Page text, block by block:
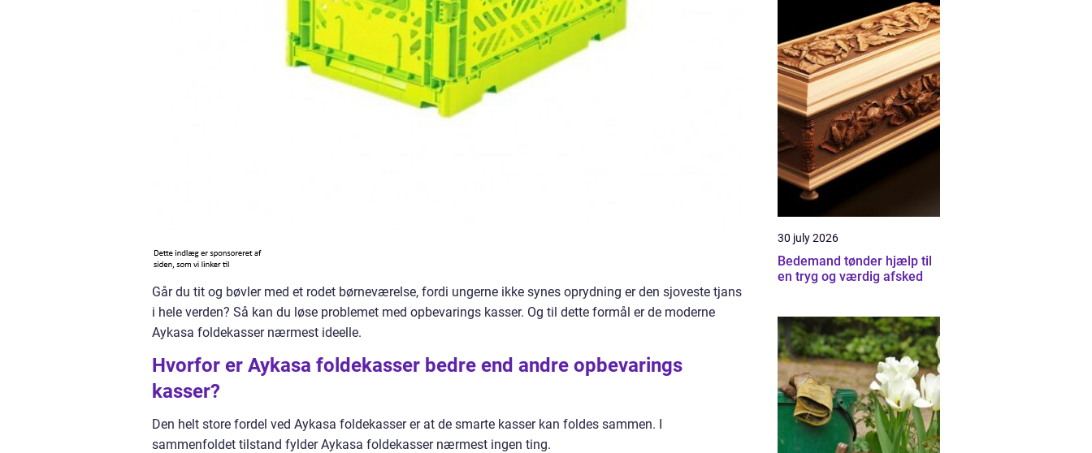
Går du tit og bøvler med et rodet børneværelse, fordi ungerne ikke synes oprydning er den sjoveste tjans
i hele verden? Så kan du løse problemet med opbevarings kasser. Og til dette formål er de moderne
Aykasa foldekasser nærmest ideelle.
Hvorfor er Aykasa foldekasser bedre end andre opbevarings
kasser?
Den helt store fordel ved Aykasa foldekasser er at de smarte kasser kan foldes sammen. I
sammenfoldet tilstand fylder Aykasa foldekasser nærmest ingen ting.
30 july 2026
Bedemand tønder hjælp til
en tryg og værdig afsked